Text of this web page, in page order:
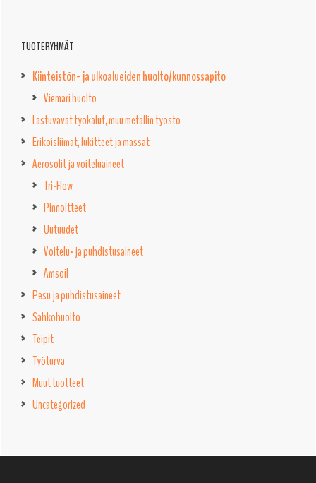
TUOTERYHMÄT
Kiinteistön- ja ulkoalueiden huolto/kunnossapito
Viemäri huolto
Lastuvavat työkalut, muu metallin työstö
Erikoisliimat, lukitteet ja massat
Aerosolit ja voiteluaineet
Tri-Flow
Pinnoitteet
Uutuudet
Voitelu- ja puhdistusaineet
Amsoil
Pesu ja puhdistusaineet
Sähköhuolto
Teipit
Työturva
Muut tuotteet
Uncategorized